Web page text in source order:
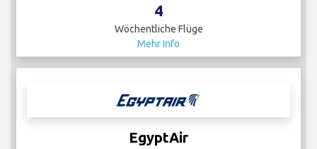
4
Wöchentliche Flüge
Mehr Info
EgyptAir